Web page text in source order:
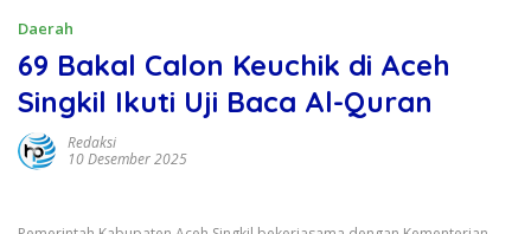
Daerah
69 Bakal Calon Keuchik di Aceh
Singkil Ikuti Uji Baca Al-Quran
Redaksi
10 Desember 2025